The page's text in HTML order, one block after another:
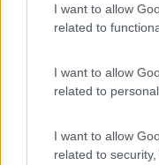
I want to allow
related to
I want to allow
related to
I want to allow
related to
Servizi / Posizione
Ombreggiatissimo, di
Carpi (MO) - 19.5km
Via III Febbraio